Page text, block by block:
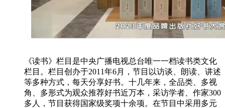
《读书》栏目是中央广播电视总台唯一一档读书类文化
栏目。栏目创办于2011年6月，节目以访谈、朗读、讲述
等多种方式，每天分享好书。十几年来，全品类、多视
角、多形式为观众推荐好书近万本，采访学者、作家300
多人，节目获得国家级奖项十余项。在节目中采用多元